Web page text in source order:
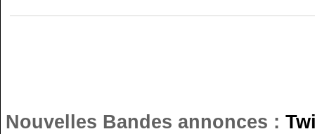
Nouvelles Bandes annonces :